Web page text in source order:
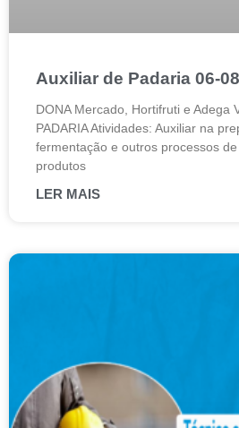
Auxiliar de Padaria 06-
DONA Mercado, Hortifruti e Adega
PADARIA Atividades: Auxiliar na
fermentação e outros processos
produtos
LER MAIS